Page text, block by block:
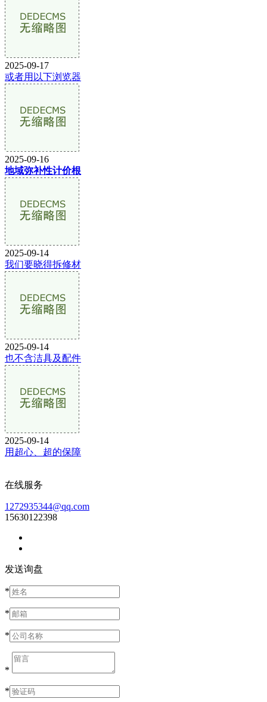
2025-09-17
或者用以下浏览器
2025-09-16
地域弥补性计价根
2025-09-14
我们要晓得拆修材
2025-09-14
也不含洁具及配件
2025-09-14
用超心、超的保障
在线服务
1272935344@qq.com
15630122398
发送询盘
*
*
*
*
*